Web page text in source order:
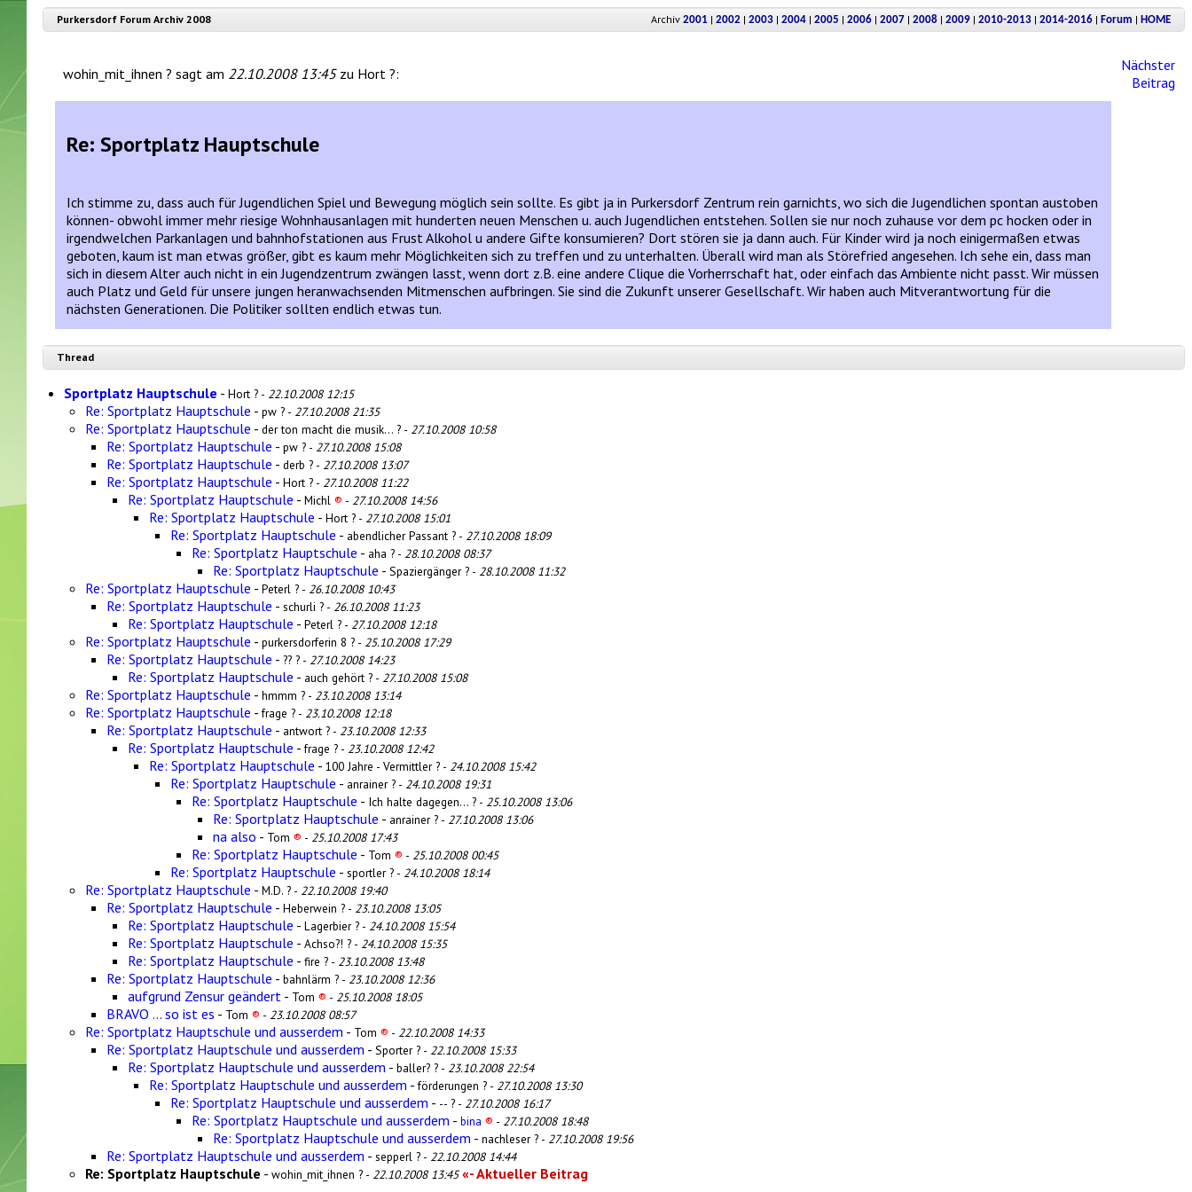
Purkersdorf Forum Archiv 2008 Archiv 2001 | 2002 | 2003 | 2004 | 2005 | 2006 | 2007 | 2008 | 2009 | 2010-2013 | 2014-2016 | Forum | HOME
wohin_mit_ihnen ? sagt am 22.10.2008 13:45zu Hort ?:
Nächster
Beitrag
Re: Sportplatz Hauptschule
Ich stimme zu, dass auch für Jugendlichen Spiel und Bewegung möglich sein sollte. Es gibt ja in Purkersdorf Zentrum rein garnichts, wo sich die Jugendlichen spontan austoben
können- obwohl immer mehr riesige Wohnhausanlagen mit hunderten neuen Menschen u. auch Jugendlichen entstehen. Sollen sie nur noch zuhause vor dem pc hocken oder in
irgendwelchen Parkanlagen und bahnhofstationen aus Frust Alkohol u andere Gifte konsumieren? Dort stören sie ja dann auch. Für Kinder wird ja noch einigermaßen etwas
geboten, kaum ist man etwas größer, gibt es kaum mehr Möglichkeiten sich zu treffen und zu unterhalten. Überall wird man als Störefried angesehen. Ich sehe ein, dass man
sich in diesem Alter auch nicht in ein Jugendzentrum zwängen lasst, wenn dort z.B. eine andere Clique die Vorherrschaft hat, oder einfach das Ambiente nicht passt. Wir müssen
auch Platz und Geld für unsere jungen heranwachsenden Mitmenschen aufbringen. Sie sind die Zukunft unserer Gesellschaft. Wir haben auch Mitverantwortung für die
nächsten Generationen. Die Politiker sollten endlich etwas tun.
Thread
Sportplatz Hauptschule - Hort ? - 22.10.2008 12:15
Re: Sportplatz Hauptschule - pw ? - 27.10.2008 21:35
Re: Sportplatz Hauptschule - der ton macht die musik... ? - 27.10.2008 10:58
Re: Sportplatz Hauptschule - pw ? - 27.10.2008 15:08
Re: Sportplatz Hauptschule - derb ? - 27.10.2008 13:07
Re: Sportplatz Hauptschule - Hort ? - 27.10.2008 11:22
Re: Sportplatz Hauptschule - Michl ® - 27.10.2008 14:56
Re: Sportplatz Hauptschule - Hort ? - 27.10.2008 15:01
Re: Sportplatz Hauptschule - abendlicher Passant ? - 27.10.2008 18:09
Re: Sportplatz Hauptschule - aha ? - 28.10.2008 08:37
Re: Sportplatz Hauptschule - Spaziergänger ? - 28.10.2008 11:32
Re: Sportplatz Hauptschule - Peterl ? - 26.10.2008 10:43
Re: Sportplatz Hauptschule - schurli ? - 26.10.2008 11:23
Re: Sportplatz Hauptschule - Peterl ? - 27.10.2008 12:18
Re: Sportplatz Hauptschule - purkersdorferin 8 ? - 25.10.2008 17:29
Re: Sportplatz Hauptschule - ?? ? - 27.10.2008 14:23
Re: Sportplatz Hauptschule - auch gehört ? - 27.10.2008 15:08
Re: Sportplatz Hauptschule - hmmm ? - 23.10.2008 13:14
Re: Sportplatz Hauptschule -frage ? - 23.10.2008 12:18
Re: Sportplatz Hauptschule - antwort ? - 23.10.2008 12:33
Re: Sportplatz Hauptschule -frage ? - 23.10.2008 12:42
Re: Sportplatz Hauptschule - 100 Jahre - Vermittler ? - 24.10.2008 15:42
Re: Sportplatz Hauptschule - anrainer ? - 24.10.2008 19:31
Re: Sportplatz Hauptschule - Ich halte dagegen... ? - 25.10.2008 13:06
Re: Sportplatz Hauptschule - anrainer ? - 27.10.2008 13:06
na also - Tom ® - 25.10.2008 17:43
Re: Sportplatz Hauptschule - Tom ® - 25.10.2008 00:45
Re: Sportplatz Hauptschule - sportler ? - 24.10.2008 18:14
Re: Sportplatz Hauptschule - M.D. ? - 22.10.2008 19:40
Re: Sportplatz Hauptschule - Heberwein ? - 23.10.2008 13:05
Re: Sportplatz Hauptschule - Lagerbier ? - 24.10.2008 15:54
Re: Sportplatz Hauptschule - Achso?! ? - 24.10.2008 15:35
Re: Sportplatz Hauptschule - fire ? - 23.10.2008 13:48
Re: Sportplatz Hauptschule - bahnlärm ? - 23.10.2008 12:36
aufgrund Zensur geändert - Tom ® - 25.10.2008 18:05
BRAVO ... so ist es - Tom ® - 23.10.2008 08:57
Re: Sportplatz Hauptschule und ausserdem - Tom ® - 22.10.2008 14:33
Re: Sportplatz Hauptschule und ausserdem - Sporter ? - 22.10.2008 15:33
Re: Sportplatz Hauptschule und ausserdem - baller? ? - 23.10.2008 22:54
Re: Sportplatz Hauptschule und ausserdem -förderungen ? - 27.10.2008 13:30
Re: Sportplatz Hauptschule und ausserdem - -- ? - 27.10.2008 16:17
Re: Sportplatz Hauptschule und ausserdem - bina ® - 27.10.2008 18:48
Re: Sportplatz Hauptschule und ausserdem - nachleser ? - 27.10.2008 19:56
Re: Sportplatz Hauptschule und ausserdem - sepperl ? - 22.10.2008 14:44
Re: Sportplatz Hauptschule - wohin_mit_ihnen ? - 22.10.2008 13:45«- Aktueller Beitrag